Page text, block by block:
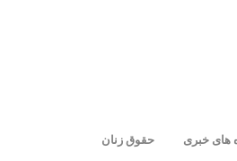
های خبری حقوق زنان